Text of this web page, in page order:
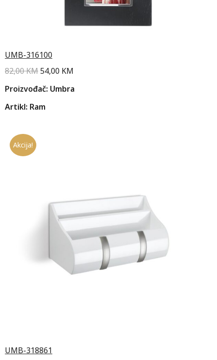
UMB-316100
82,00KM54,00 KM
Proizvođač: Umbra
Artikl: Ram
Akcija!
UMB-318861